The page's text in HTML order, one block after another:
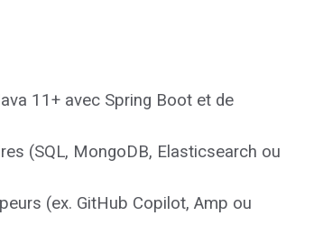
11+ avec Spring Boot et de
(SQL, MongoDB, Elasticsearch ou
(ex. GitHub Copilot, Amp ou